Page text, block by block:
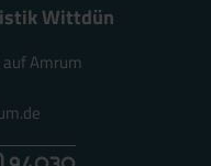
Wittdün
Amrum